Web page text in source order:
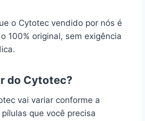
o Cytotec vendido por nós é
100% original, sem exigência
do Cytotec?
vai variar conforme a
que você precisa